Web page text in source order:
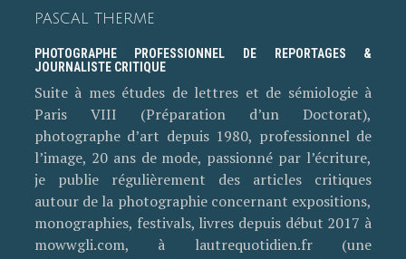
PASCAL THERME
PHOTOGRAPHE PROFESSIONNEL DE REPORTAGES &
JOURNALISTE CRITIQUE
Suite à mes études de lettres et de sémiologie à
Paris VIII (Préparation d’un Doctorat),
photographe d’art depuis 1980, professionnel de
l’image, 20 ans de mode, passionné par l’écriture,
je publie régulièrement des articles critiques
autour de la photographie concernant expositions,
monographies, festivals, livres depuis début 2017 à
mowwgli.com, à lautrequotidien.fr (une